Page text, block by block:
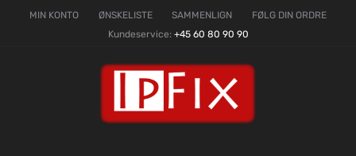
MIN KONTO ØNSKELISTE SAMMENLIGN
FØLG DIN ORDRE
Kundeservice: +45 60 80 90 90